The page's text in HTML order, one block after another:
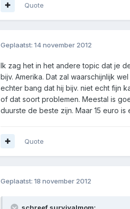
Quote
Geplaatst: 14 november 2012
Ik zag het in het andere topic dat je
bijv. Amerika. Dat zal waarschijnlijk
echter bang dat hij bijv. niet echt fijn
of dat soort problemen. Meestal is
duurste de beste zijn. Maar 15 euro
Quote
Geplaatst: 18 november 2012